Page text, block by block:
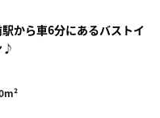
から車6分にあるバストイ
♪